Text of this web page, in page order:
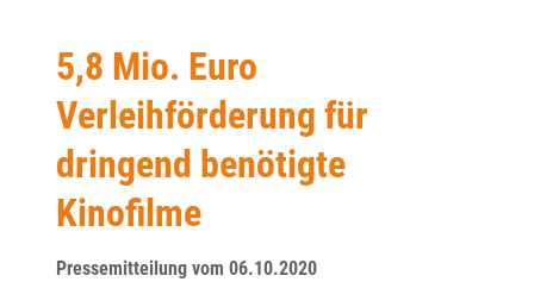
5,8 Mio. Euro
Verleihförderung für
dringend benötigte
Kinofilme
Pressemitteilung vom 06.10.2020